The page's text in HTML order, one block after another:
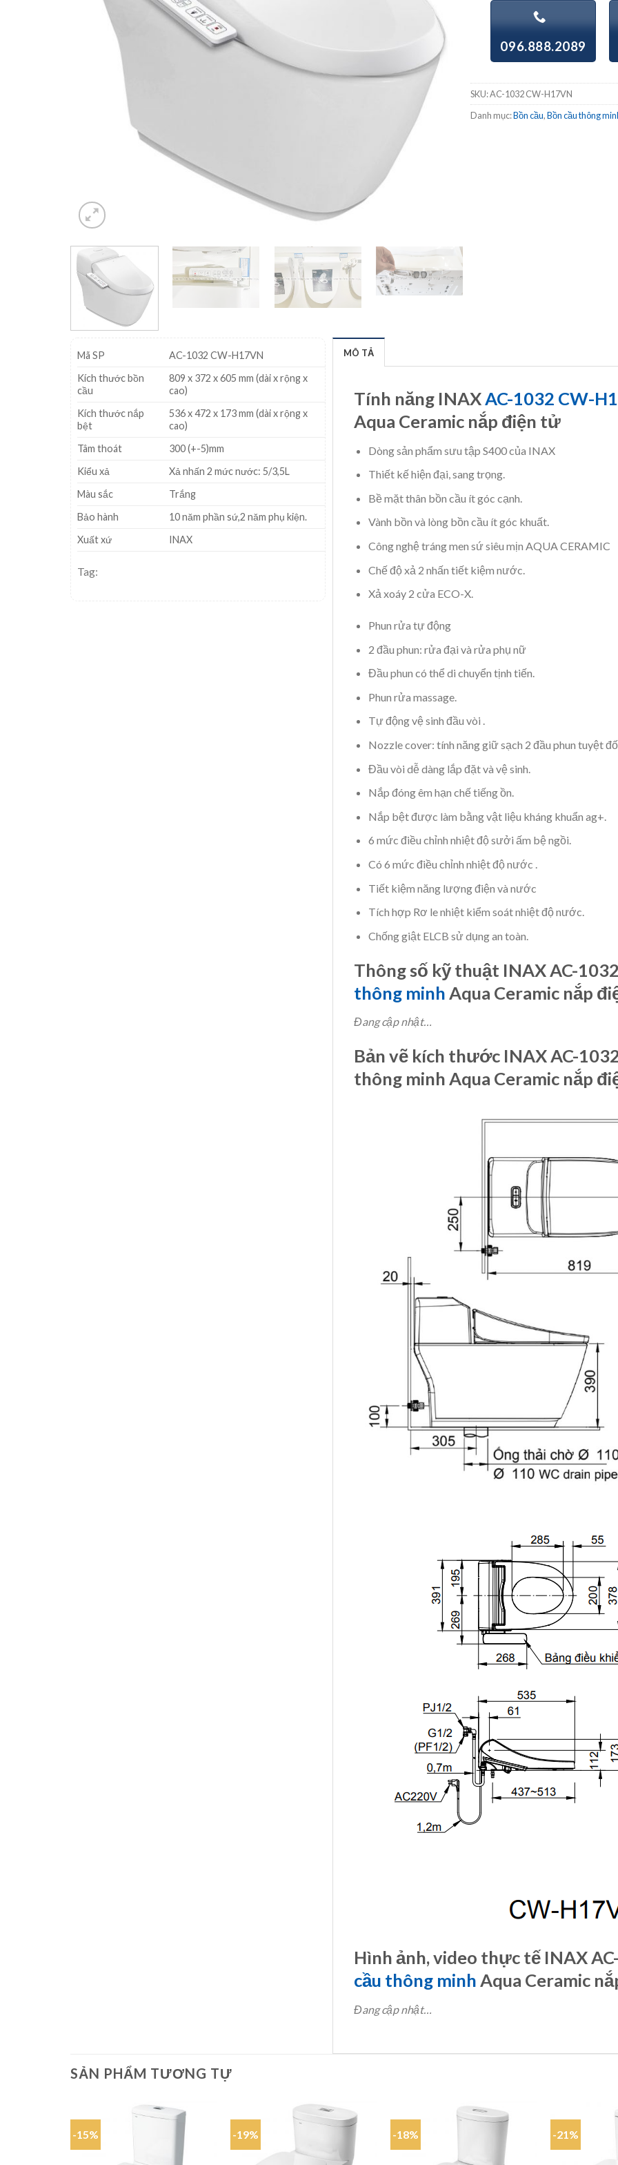
096.888.2089
SKU:AC-1032 CW-H17VN
Danh mục:Bồn cầu,Bồn cầu thông
Mã SP
AC-1032 CW-H17VN
Kích thước bồn
cầu
809 x 372 x 605 mm (dài x rộng x
cao)
Kích thước nắp
bệt
536 x 472 x 173 mm (dài x rộng x
cao)
Tâm thoát
300 (+-5)mm
Kiểu xả
Xả nhấn 2 mức nước: 5/3,5L
Màu sắc
Trắng
Bảo hành
10 năm phần sứ,2 năm phụ kiện.
Xuất xứ
INAX
Tag:
MÔ TẢ
Tính năng INAX AC-1032 CW-
Aqua Ceramic nắp điện tử
Dòng sản phẩm sưu tập S400 của INAX
Thiết kế hiện đại, sang trọng.
Bề mặt thân bồn cầu ít góc cạnh.
Vành bồn và lòng bồn cầu ít góc khuất.
Công nghệ tráng men sứ siêu mịn AQUA CERAMIC
Chế độ xả 2 nhấn tiết kiệm nước.
Xả xoáy 2 cửa ECO-X.
Phun rửa tự động
2 đầu phun: rửa đại và rửa phụ nữ
Đầu phun có thể di chuyển tịnh tiến.
Phun rửa massage.
Tự động vệ sinh đầu vòi .
Nozzle cover: tính năng giữ sạch 2 đầu phun tuyệt
Đầu vòi dễ dàng lắp đặt và vệ sinh.
Nắp đóng êm hạn chế tiếng ồn.
Nắp bệt được làm bằng vật liệu kháng khuẩn ag+.
6 mức điều chỉnh nhiệt độ sưởi ấm bệ ngồi.
Có 6 mức điều chỉnh nhiệt độ nước .
Tiết kiệm năng lượng điện và nước
Tích hợp Rơ le nhiệt kiểm soát nhiệt độ nước.
Chống giật ELCB sử dụng an toàn.
Thông số kỹ thuật INAX AC-
thông minh Aqua Ceramic nắp
Đang cập nhật…
Bản vẽ kích thước INAX AC-
thông minh Aqua Ceramic nắp
Hình ảnh, video thực tế INAX
cầu thông minh Aqua Ceramic
Đang cập nhật…
SẢN PHẨM TƯƠNG TỰ
-15% -19%
Add to
-18% -21%